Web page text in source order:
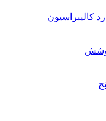
کالیبراسیون